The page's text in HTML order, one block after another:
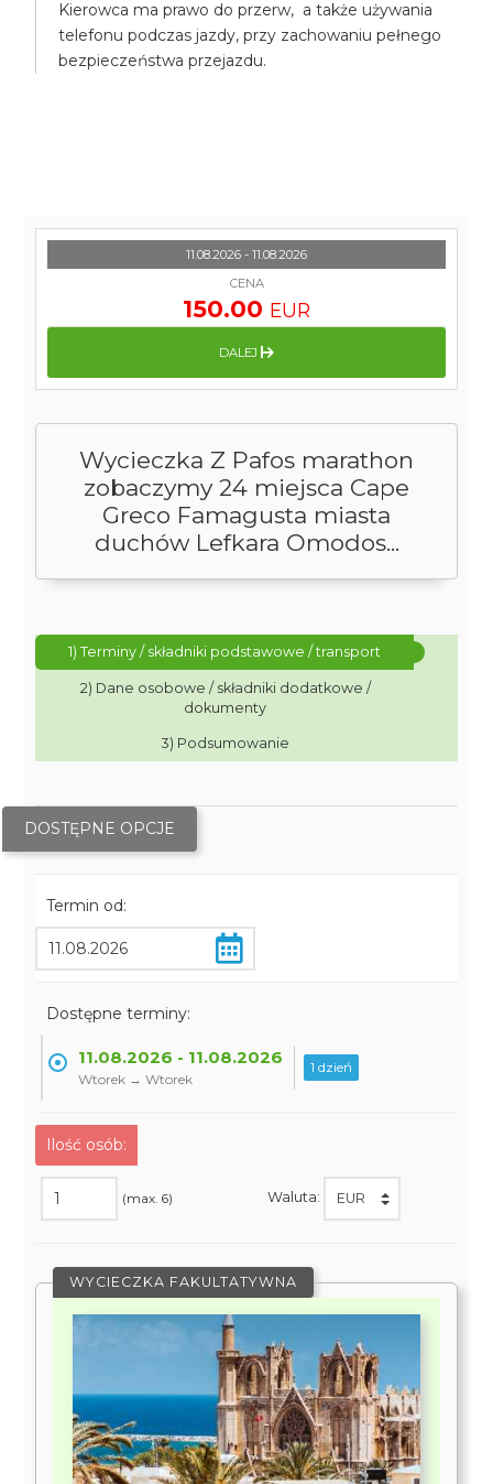
Kierowca ma prawo do przerw, a także używania
telefonu podczas jazdy, przy zachowaniu pełnego
bezpieczeństwa przejazdu.
Wycieczka Z Pafos marathon
zobaczymy 24 miejsca Cape
Greco Famagusta miasta
duchów Lefkara Omodos...
1) Terminy / składniki podstawowe / transport
2) Dane osobowe / składniki dodatkowe /
dokumenty
3) Podsumowanie
DOSTĘPNE OPCJE
Termin od:
Dostępne terminy:
11.08.2026 - 11.08.2026
Wtorek → Wtorek
1 dzień
Ilość osób:
(max. 6) Waluta:
WYCIECZKA FAKULTATYWNA
11.08.2026 - 11.08.2026
CENA
150.00 EUR
DALEJ